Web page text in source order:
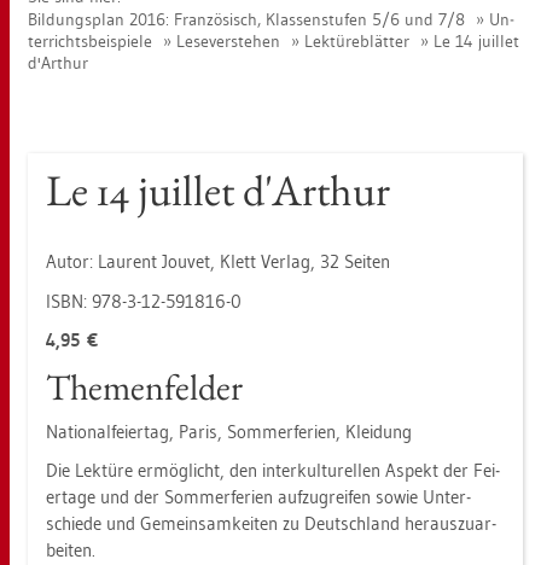
Bil­dungs­plan 2016: Fran­zö­sisch, Klas­sen­stu­fen 5/6 und 7/8
Un­
ter­richts­bei­spie­le
Le­se­ver­ste­hen Lek­tü­reblät­ter
Le 14 juil­let
d'Ar­thur
Le 14 juil­let d'Ar­thur
Autor: Lau­rent Jou­vet, Klett Ver­lag, 32 Sei­ten
ISBN: 978-3-12-591816-0
4,95 €
The­men­fel­der
Na­tio­nal­fei­er­tag, Paris, Som­mer­fe­ri­en, Klei­dung
Die Lek­tü­re er­mög­licht, den in­ter­kul­tu­rel­len As­pekt der Fei­
er­ta­ge und der Som­mer­fe­ri­en auf­zu­grei­fen sowie Un­ter­
schie­de und Ge­mein­sam­kei­ten zu Deutsch­land her­aus­zu­ar­
bei­ten.